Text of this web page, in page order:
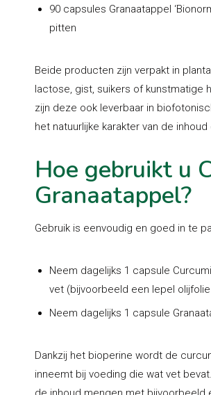
90 capsules Granaatappel
pitten
Beide producten zijn verpakt in
lactose, gist, suikers of kunstmatige
zijn deze ook leverbaar in
het natuurlijke karakter van de
Hoe gebruikt u
Granaatappel?
Gebruik is eenvoudig en goed in te
Neem dagelijks 1 capsule
vet (bijvoorbeeld een lepel
Neem dagelijks 1 capsule
Dankzij het bioperine wordt de
inneemt bij voeding die wat vet